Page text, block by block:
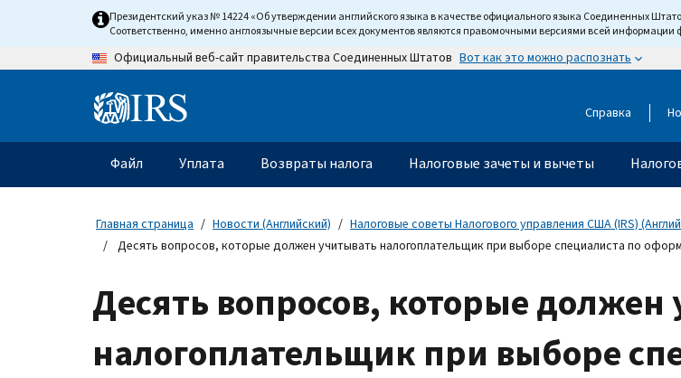
content
Президентский указ № 14224 «Об утверждении английского языка в качестве официального языка Соединенных
Соответственно, именно англоязычные версии всех документов являются правомочными версиями всей информации
Официальный веб-сайт правительства Соединенных Штатов Вот как это можно распознать
Information Справка
Главное
меню
Файл Уплата Возвраты налога Налоговые зачеты и вычеты
Главная страница Новости (Английский)
Налоговые советы Налогового управления США (IRS)
Десять вопросов, которые должен учитывать налогоплательщик при выборе специалиста по
Десять вопросов, которые должен
налогоплательщик при выборе